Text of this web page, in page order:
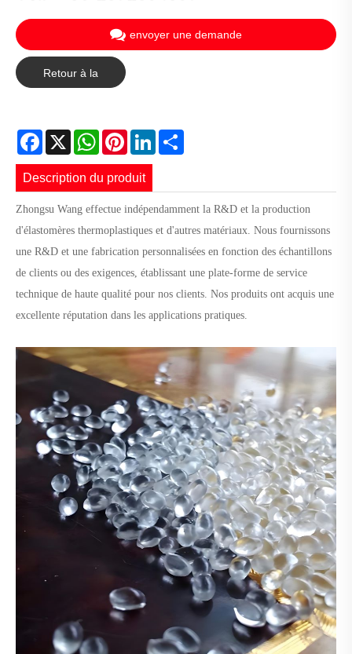
envoyer une demande
Retour à la
Facebook
X WhatsApp
PinterestLinkedIn
Description du produit
Zhongsu Wang effectue indépendamment la R&D et la production
d'élastomères thermoplastiques et d'autres matériaux. Nous fournissons
une R&D et une fabrication personnalisées en fonction des échantillons
de clients ou des exigences, établissant une plate-forme de service
technique de haute qualité pour nos clients. Nos produits ont acquis une
excellente réputation dans les applications pratiques.